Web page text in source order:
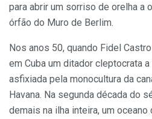
para abrir um sorriso de orelha a
órfão do Muro de Berlim.
Nos anos 50, quando Fidel
em Cuba um ditador cleptocrata
asfixiada pela monocultura da
Havana. Na segunda década do
demais na ilha inteira, um